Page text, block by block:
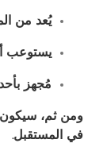
يُعد من
يستوعب أكثر
مُجهز
ومن ثم، سيكون
في المستقبل.